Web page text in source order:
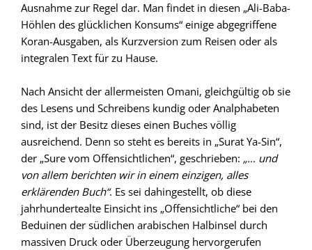
Ausnahme zur Regel dar. Man findet in diesen „Ali-Baba-
Höhlen des glücklichen Konsums“ einige abgegriffene
Koran-Ausgaben, als Kurzversion zum Reisen oder als
integralen Text für zu Hause.
Nach Ansicht der allermeisten Omani, gleichgültig ob sie
des Lesens und Schreibens kundig oder Analphabeten
sind, ist der Besitz dieses einen Buches völlig
ausreichend. Denn so steht es bereits in „Surat Ya-Sin“,
der „Sure vom Offensichtlichen“, geschrieben: „… und
von allem berichten wir in einem einzigen, alles
erklärenden Buch“. Es sei dahingestellt, ob diese
jahrhundertealte Einsicht ins „Offensichtliche“ bei den
Beduinen der südlichen arabischen Halbinsel durch
massiven Druck oder Überzeugung hervorgerufen